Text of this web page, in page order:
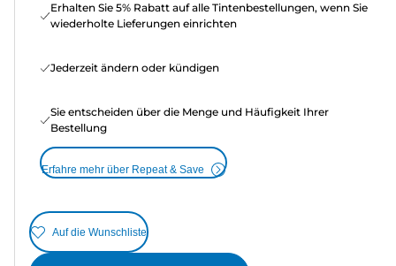
Erhalten Sie 5% Rabatt auf alle Tintenbestellungen, wenn Sie
wiederholte Lieferungen einrichten
Jederzeit ändern oder kündigen
Sie entscheiden über die Menge und Häufigkeit Ihrer
Bestellung
Erfahre mehr über Repeat & Save
Auf die Wunschliste